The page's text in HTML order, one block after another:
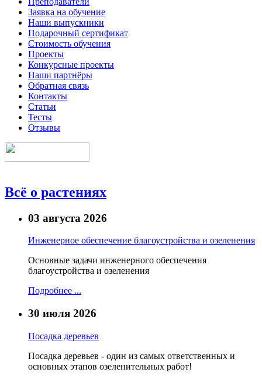
Заявка на обучение
Наши выпускники
Подарочный сертификат
Стоимость обучения
Проекты
Конкурсные проекты
Наши партнёры
Обратная связь
Контакты
Статьи
Тесты
Отзывы
Всё о растениях
03 августа 2026
Инженерное обеспечение благоустройства и озеленения
Основные задачи инженерного обеспечения
благоустройства и озеленения
Подробнее ...
30 июля 2026
Посадка деревьев
Посадка деревьев - один из самых ответственных и
основных этапов озеленительных работ!